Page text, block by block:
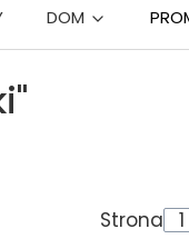
DOM
Strona